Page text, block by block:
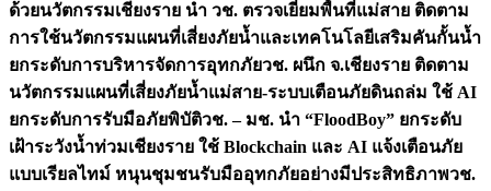
ด้วยนวัตกรรมเชียงราย นำ วช. ตรวจเยี่ยมพื้นที่แม่สาย ติดตาม
การใช้นวัตกรรมแผนที่เสี่ยงภัยน้ำและเทคโนโลยีเสริมคันกั้นน้ำ
ยกระดับการบริหารจัดการอุทกภัยวช. ผนึก จ.เชียงราย ติดตาม
นวัตกรรมแผนที่เสี่ยงภัยน้ำแม่สาย-ระบบเตือนภัยดินถล่ม ใช้ AI
ยกระดับการรับมือภัยพิบัติวช. – มช. นำ “FloodBoy” ยกระดับ
เฝ้าระวังน้ำท่วมเชียงราย ใช้ Blockchain และ AI แจ้งเตือนภัย
แบบเรียลไทม์ หนุนชุมชนรับมืออุทกภัยอย่างมีประสิทธิภาพวช.